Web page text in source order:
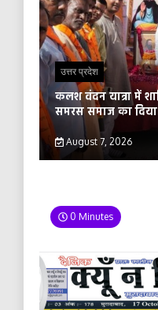
उत्तर प्रदेश
कलश वंदन यात्रा में
समरस समाज का
August 7, 2026
0 Minutes